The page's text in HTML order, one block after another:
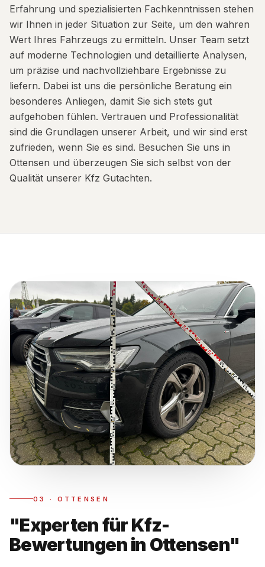
Erfahrung und spezialisierten Fachkenntnissen stehen
wir Ihnen in jeder Situation zur Seite, um den wahren
Wert Ihres Fahrzeugs zu ermitteln. Unser Team setzt
auf moderne Technologien und detaillierte Analysen,
um präzise und nachvollziehbare Ergebnisse zu
liefern. Dabei ist uns die persönliche Beratung ein
besonderes Anliegen, damit Sie sich stets gut
aufgehoben fühlen. Vertrauen und Professionalität
sind die Grundlagen unserer Arbeit, und wir sind erst
zufrieden, wenn Sie es sind. Besuchen Sie uns in
Ottensen und überzeugen Sie sich selbst von der
Qualität unserer Kfz Gutachten.
03 · OTTENSEN
"Experten für Kfz-
Bewertungen in Ottensen"